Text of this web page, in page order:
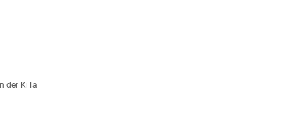
der KiTa